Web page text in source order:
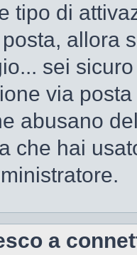
tipo di
allora
sei
via
abusano
che hai
a